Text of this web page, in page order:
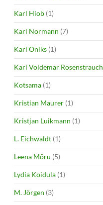
Karl Hiob (1)
Karl Normann (7)
Karl Oniks (1)
Karl Voldemar Rosenstrauch
Kotsama (1)
Kristian Maurer (1)
Kristjan Luikmann (1)
L. Eichwaldt (1)
Leena Mõru (5)
Lydia Koidula (1)
M. Jörgen (3)